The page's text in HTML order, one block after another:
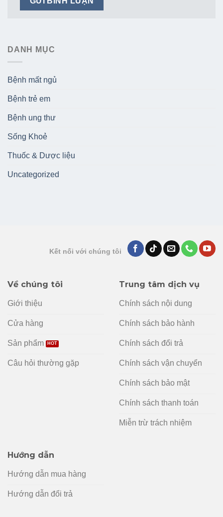
DANH MỤC
Bệnh mất ngủ
Bệnh trẻ em
Bệnh ung thư
Sống Khoẻ
Thuốc & Dược liệu
Uncategorized
Kết nối với chúng tôi
Về chúng tôi
Giới thiệu
Cửa hàng
Sản phẩm
Câu hỏi thường gặp
Trung tâm dịch vụ
Chính sách nội dung
Chính sách bảo hành
Chính sách đổi trả
Chính sách vận chuyển
Chính sách bảo mật
Chính sách thanh toán
Miễn trừ trách nhiệm
Hướng dẫn
Hướng dẫn mua hàng
Hướng dẫn đổi trả